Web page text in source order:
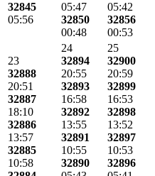
32845
05:56
05:47
32850
00:48
05:42
32856
00:53
23
32888
20:51
32887
18:10
32886
13:57
32885
10:58
24
32894
20:55
32893
16:58
32892
13:55
32891
10:55
32890
25
32900
20:59
32899
16:53
32898
13:52
32897
10:53
32896